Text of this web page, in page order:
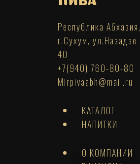
Республика Абхазия,
г.Сухум, ул.Назадзе
40
+7(940) 760-80-80
Mirpivaabh@mail.ru
КАТАЛОГ
НАПИТКИ
О КОМПАНИИ